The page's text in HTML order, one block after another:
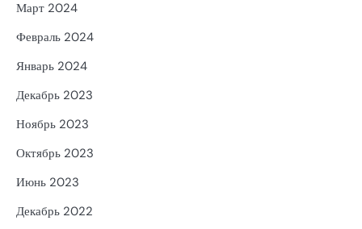
Март 2024
Февраль 2024
Январь 2024
Декабрь 2023
Ноябрь 2023
Октябрь 2023
Июнь 2023
Декабрь 2022